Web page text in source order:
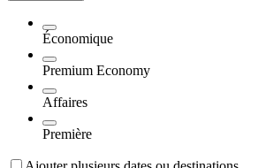
Économique
Premium Economy
Affaires
Première